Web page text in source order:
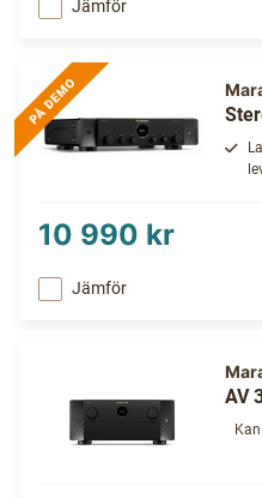
Jämför
10 990 kr
Jämför
AV